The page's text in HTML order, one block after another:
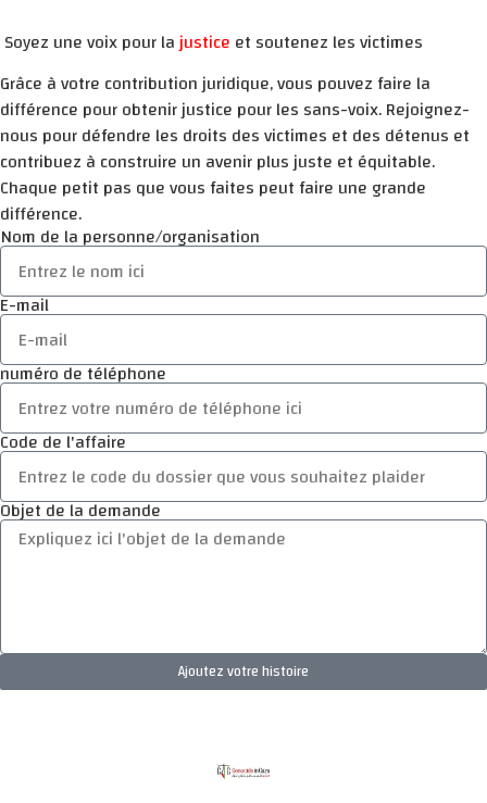
Soyez une voix pour lajustice et soutenez les victimes
Grâce à votre contribution juridique, vous pouvez faire la
différence pour obtenir justice pour les sans-voix. Rejoignez-
nous pour défendre les droits des victimes et des détenus et
contribuez à construire un avenir plus juste et équitable.
Chaque petit pas que vous faites peut faire une grande
différence.
Nom de la personne/organisation
E-mail
numéro de téléphone
Code de l'affaire
Objet de la demande
Ajoutez votre histoire